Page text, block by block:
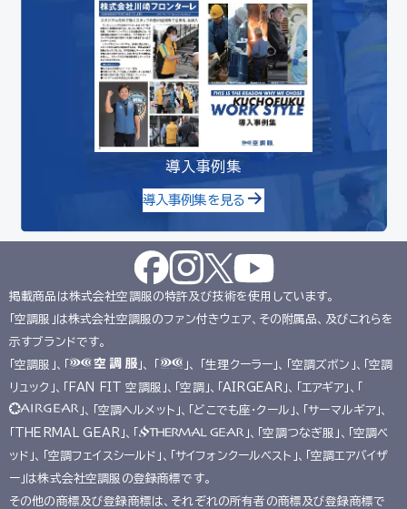
導入事例集
導入事例集を見る
掲載商品は株式会社空調服の特許及び技術を使用しています。
「空調服」は株式会社空調服のファン付きウェア、その附属品、及びこれらを
示すブランドです。
「空調服」、「
」、 「
」、 「生理クーラー」、「空調ズボン」、「空調
リュック」、「FAN FIT 空調服」、「空調」、「AIRGEAR」、「エアギア」、「
」、「空調ヘルメット」、「どこでも座･クール」、「サーマルギア」、
「THERMAL GEAR」、「
」、「空調つなぎ服」、「空調ベ
ッド」、「空調フェイスシールド」、「サイフォンクールベスト」、「空調エアバイザ
ー」は株式会社空調服の登録商標です。
その他の商標及び登録商標は、それぞれの所有者の商標及び登録商標で